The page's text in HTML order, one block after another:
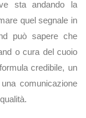
sta andando la
quel segnale in
può sapere che
o cura del cuoio
credibile, un
comunicazione